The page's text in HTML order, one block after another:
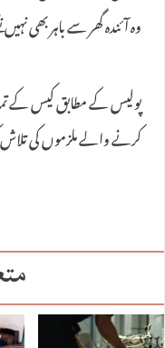
وہ آئندہ گھر سے باہر بھی
پولیس کے مطابق کیس کے
کرنے والے ملزموں کی